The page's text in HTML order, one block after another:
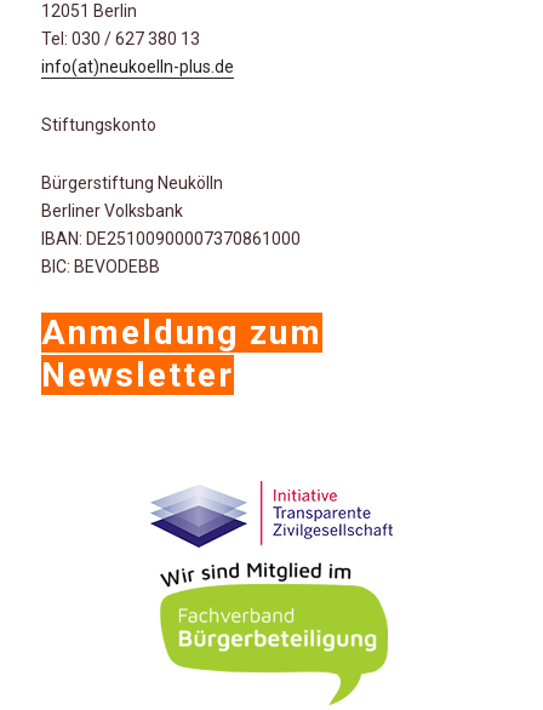
12051 Berlin
Tel: 030 / 627 380 13
info(at)neukoelln-plus.de
Stiftungskonto
Bürgerstiftung Neukölln
Berliner Volksbank
IBAN: DE25100900007370861000
BIC: BEVODEBB
Anmeldung zum
Newsletter